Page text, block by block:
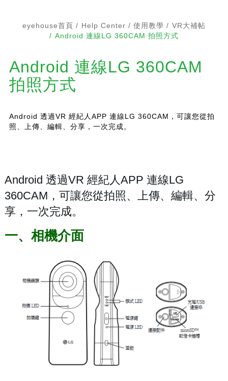
eyehouse首頁 Help Center 使用教學
VR大補帖
Android 連線LG 360CAM 拍照方式
Android 連線LG 360CAM
拍照方式
Android 透過VR 經紀人APP 連線LG 360CAM，可讓您從拍
照、上傳、編輯、分享，一次完成。
Android 透過VR 經紀人APP 連線LG
360CAM，可讓您從拍照、上傳、編輯、分
享，一次完成。
一、相機介面